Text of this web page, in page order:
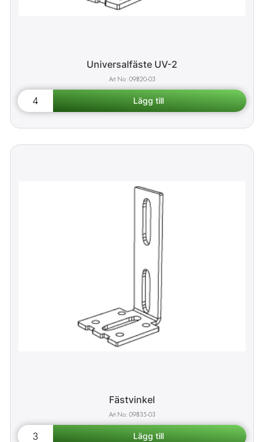
Universalfäste UV-2
09820-03
Fästvinkel
09835-03